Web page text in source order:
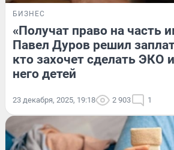
БИЗНЕС
«Получат право на часть
Павел Дуров решил
кто захочет сделать ЭКО
него детей
23 декабря, 2025, 19:18 2 903 1